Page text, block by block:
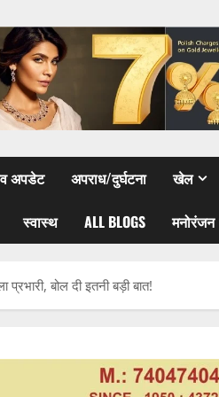
अपडेट अपराध/दुर्घटना खेल
स्वास्थ ALL BLOGS मनोरंजन
बोल दी इतनी बड़ी बात!